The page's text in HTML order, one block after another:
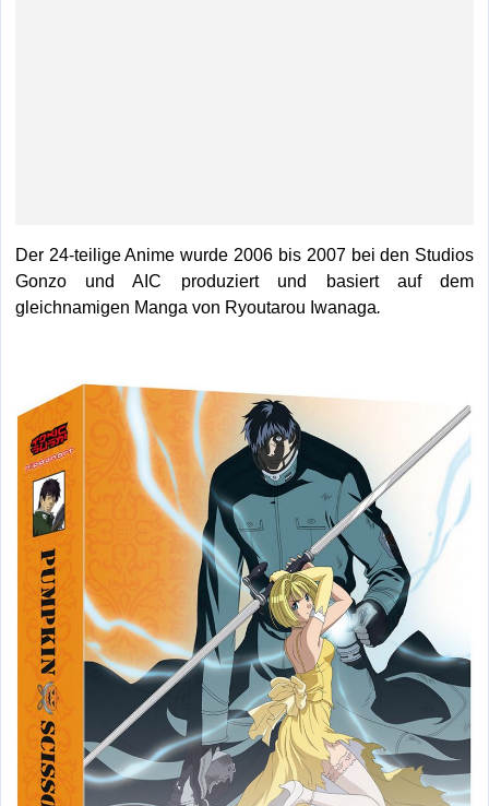
Der 24-teilige Anime wurde 2006 bis 2007 bei den Studios
Gonzo und AIC produziert und basiert auf dem
gleichnamigen Manga von Ryoutarou Iwanaga.